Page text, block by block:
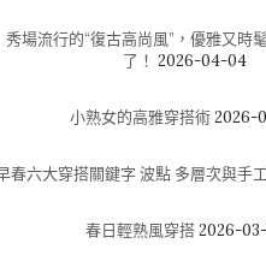
秀場流行的“復古高尚風”，優雅又時
了！ 2026-04-04
小熟女的高雅穿搭術2026-
春六大穿搭關鍵字 波點 多層次與手
春日輕熟風穿搭2026-